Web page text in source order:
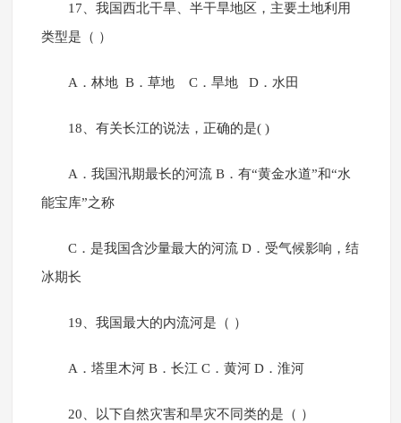
17、我国西北干旱、半干旱地区，主要土地利用
类型是（ ）
A．林地 B．草地 C．旱地 D．水田
18、有关长江的说法，正确的是( )
A．我国汛期最长的河流 B．有“黄金水道”和“水
能宝库”之称
C．是我国含沙量最大的河流 D．受气候影响，结
冰期长
19、我国最大的内流河是（ ）
A．塔里木河 B．长江 C．黄河 D．淮河
20、以下自然灾害和旱灾不同类的是（ ）